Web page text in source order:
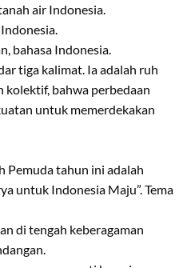
air Indonesia.
bahasa Indonesia.
tiga kalimat. Ia adalah ruh
kolektif, bahwa perbedaan
untuk memerdekakan
Pemuda tahun ini adalah
untuk Indonesia Maju”. Tema
di tengah keberagaman